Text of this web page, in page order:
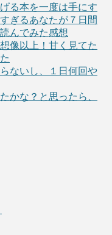
る本を一度は手にす
ぎるあなたが７日間
んでみた感想
像以上！甘く見てた
ないし、１日何回や
かな？と思ったら、